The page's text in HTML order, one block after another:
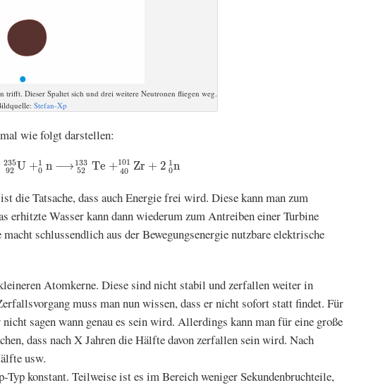
Dieser Spaltet sich und drei weitere Neutronen fliegen weg.
Stefan-Xp
wie folgt darstellen:
235
92 U +1
0 n ⟶ 133
52
Te +101
40 Zr + 2 1
0n
92235 U ⟶ 52 133 Te + 40101Z
die Tatsache, dass auch Energie frei wird. Diese kann man zum
erhitzte Wasser kann dann wiederum zum Antreiben einer Turbine
schlussendlich aus der Bewegungsenergie nutzbare elektrische
Atomkerne. Diese sind nicht stabil und zerfallen weiter in
muss man nun wissen, dass er nicht sofort statt findet. Für
sagen wann genau es sein wird. Allerdings kann man für eine große
dass nach X Jahren die Hälfte davon zerfallen sein wird. Nach
usw.
konstant. Teilweise ist es im Bereich weniger Sekundenbruchteile,